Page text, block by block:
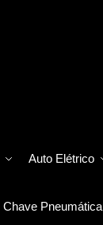
Auto Elétrico
Chave Pneumática